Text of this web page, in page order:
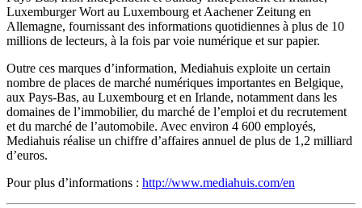
Luxemburger Wort au Luxembourg et Aachener Zeitung en
Allemagne, fournissant des informations quotidiennes à plus de 10
millions de lecteurs, à la fois par voie numérique et sur papier.
Outre ces marques d’information, Mediahuis exploite un certain
nombre de places de marché numériques importantes en Belgique,
aux Pays-Bas, au Luxembourg et en Irlande, notamment dans les
domaines de l’immobilier, du marché de l’emploi et du recrutement
et du marché de l’automobile. Avec environ 4 600 employés,
Mediahuis réalise un chiffre d’affaires annuel de plus de 1,2 milliard
d’euros.
Pour plus d’informations : http://www.mediahuis.com/en